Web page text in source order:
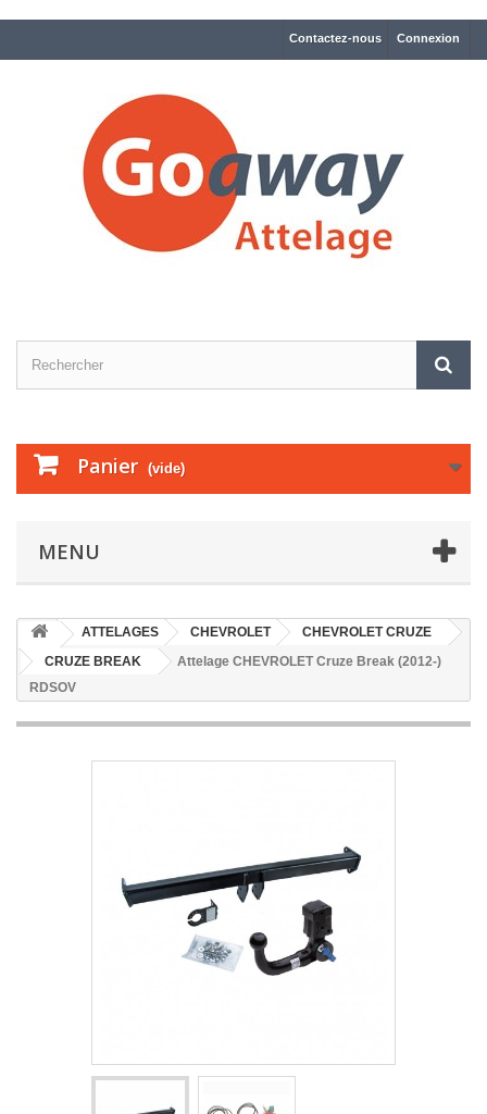
Connexion
Contactez-nous
Panier (vide)
MENU
ATTELAGES CHEVROLET
CHEVROLET CRUZE
CRUZE BREAK
Attelage CHEVROLET Cruze Break (2012-)
RDSOV